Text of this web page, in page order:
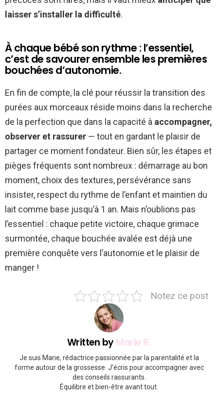
laisser s’installer la difficulté.
À chaque bébé son rythme : l’essentiel,
c’est de savourer ensemble les premières
bouchées d’autonomie.
En fin de compte, la clé pour réussir la transition des
purées aux morceaux réside moins dans la recherche
de la perfection que dans la capacité à accompagner,
observer et rassurer — tout en gardant le plaisir de
partager ce moment fondateur. Bien sûr, les étapes et
pièges fréquents sont nombreux : démarrage au bon
moment, choix des textures, persévérance sans
insister, respect du rythme de l’enfant et maintien du
lait comme base jusqu’à 1 an. Mais n’oublions pas
l’essentiel : chaque petite victoire, chaque grimace
surmontée, chaque bouchée avalée est déjà une
première conquête vers l’autonomie et le plaisir de
manger !
Notez ce post
Written byMarie R.
Je suis Marie, rédactrice passionnée par la parentalité et la
forme autour de la grossesse. J’écris pour accompagner avec
des conseils rassurants.
Équilibre et bien-être avant tout.